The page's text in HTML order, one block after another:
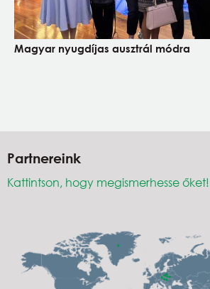
Magyar nyugdíjas ausztrál módra
Partnereink
Kattintson, hogy megismerhesse őket!